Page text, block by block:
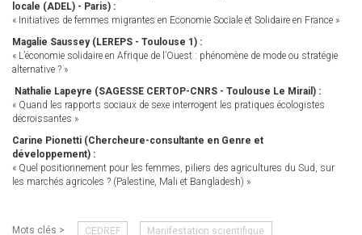
locale (ADEL) - Paris) :
« Initiatives de femmes migrantes en Economie Sociale et Solidaire en France »
Magalie Saussey (LEREPS - Toulouse 1) :
« L’économie solidaire en Afrique de l’Ouest : phénomène de mode ou stratégie
alternative ? »
Nathalie Lapeyre (SAGESSE CERTOP-CNRS - Toulouse Le Mirail) :
« Quand les rapports sociaux de sexe interrogent les pratiques écologistes
décroissantes »
Carine Pionetti (Chercheure-consultante en Genre et
développement) :
« Quel positionnement pour les femmes, piliers des agricultures du Sud, sur
les marchés agricoles ? (Palestine, Mali et Bangladesh) »
Mots clés > CEDREF Manifestation scientifique